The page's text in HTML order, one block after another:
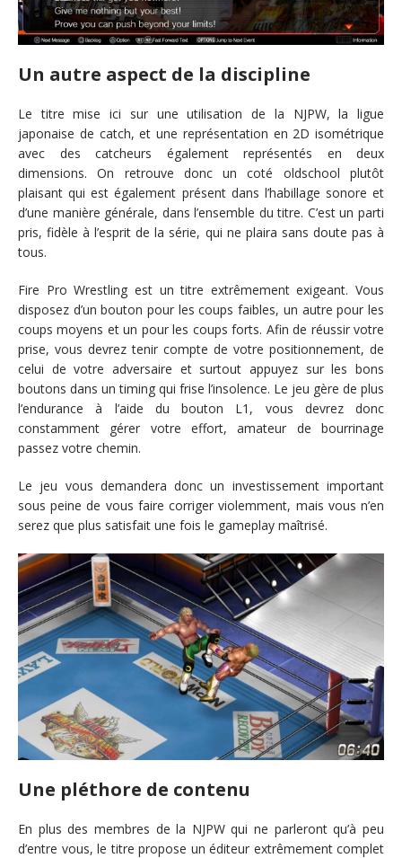
Un autre aspect de la discipline
Le titre mise ici sur une utilisation de la NJPW, la ligue
japonaise de catch, et une représentation en 2D isométrique
avec des catcheurs également représentés en deux
dimensions. On retrouve donc un coté oldschool plutôt
plaisant qui est également présent dans l’habillage sonore et
d’une manière générale, dans l’ensemble du titre. C’est un parti
pris, fidèle à l’esprit de la série, qui ne plaira sans doute pas à
tous.
Fire Pro Wrestling est un titre extrêmement exigeant. Vous
disposez d’un bouton pour les coups faibles, un autre pour les
coups moyens et un pour les coups forts. Afin de réussir votre
prise, vous devrez tenir compte de votre positionnement, de
celui de votre adversaire et surtout appuyez sur les bons
boutons dans un timing qui frise l’insolence. Le jeu gère de plus
l’endurance à l’aide du bouton L1, vous devrez donc
constamment gérer votre effort, amateur de bourrinage
passez votre chemin.
Le jeu vous demandera donc un investissement important
sous peine de vous faire corriger violemment, mais vous n’en
serez que plus satisfait une fois le gameplay maîtrisé.
Une pléthore de contenu
En plus des membres de la NJPW qui ne parleront qu’à peu
d’entre vous, le titre propose un éditeur extrêmement complet